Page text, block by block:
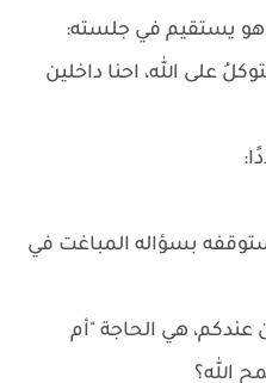
وهو يستقيم في جلسته:
على الله، احنا داخلين
بسؤاله المباغت في
هي الحاجة "أم
الله؟